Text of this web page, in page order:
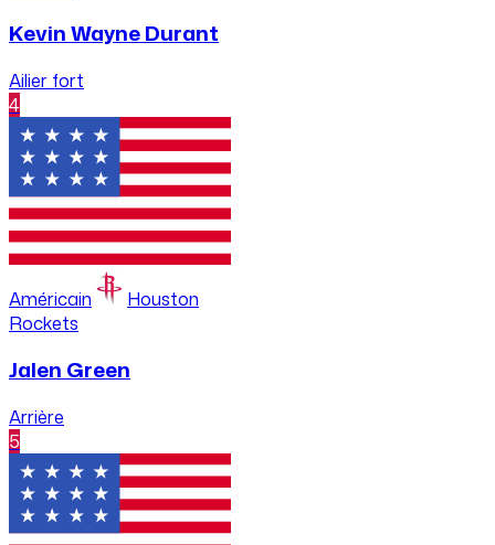
Kevin Wayne Durant
Ailier fort
4
Américain
Houston
Rockets
Jalen Green
Arrière
5